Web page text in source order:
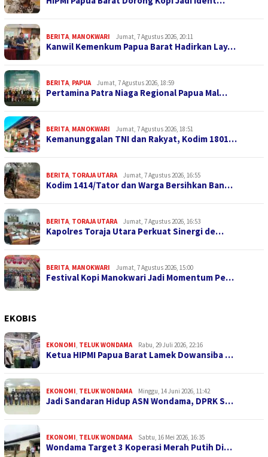
BERITA MANOKWARI Jumat, 7 Agustus 2026, 20:11
Kanwil Kemenkum Papua Barat Hadirkan Lay…
BERITA PAPUA Jumat, 7 Agustus 2026, 18:59
Pertamina Patra Niaga Regional Papua Mal…
BERITA MANOKWARI Jumat, 7 Agustus 2026, 18:51
Kemanunggalan TNI dan Rakyat, Kodim 1801…
BERITA TORAJA UTARA Jumat, 7 Agustus 2026, 16:55
Kodim 1414/Tator dan Warga Bersihkan Ban…
BERITA TORAJA UTARA Jumat, 7 Agustus 2026, 16:53
Kapolres Toraja Utara Perkuat Sinergi de…
BERITA MANOKWARI Jumat, 7 Agustus 2026, 15:00
Festival Kopi Manokwari Jadi Momentum Pe…
EKOBIS
EKONOMI TELUK WONDAMA Rabu, 29 Juli 2026, 22:16
Ketua HIPMI Papua Barat Lamek Dowansiba …
EKONOMI TELUK WONDAMA Minggu, 14 Juni 2026, 11:42
Jadi Sandaran Hidup ASN Wondama, DPRK S…
EKONOMI TELUK WONDAMA Sabtu, 16 Mei 2026, 16:35
Wondama Target 3 Koperasi Merah Putih Di…